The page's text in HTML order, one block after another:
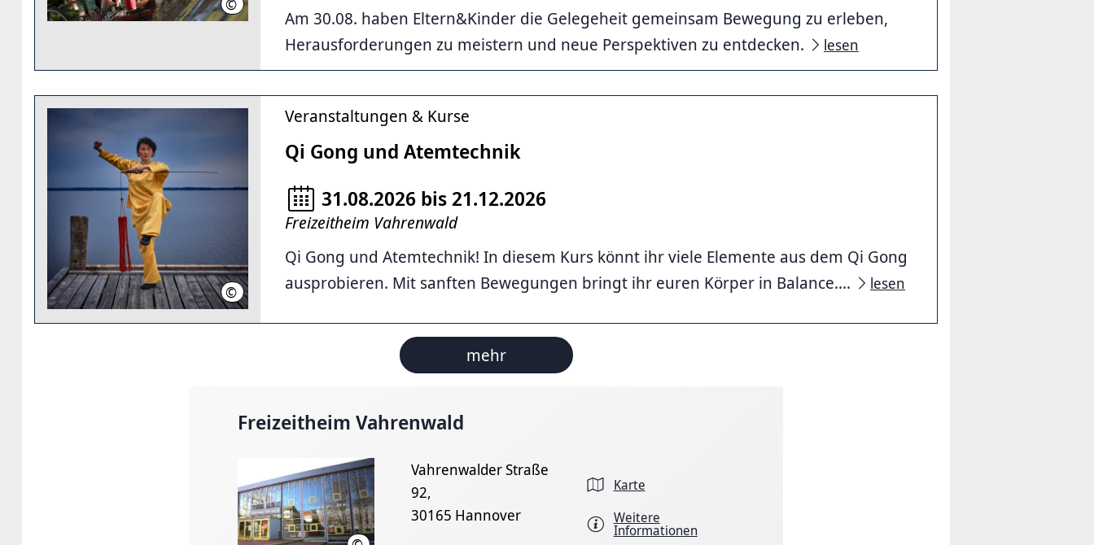
ParkourONE
Am 30.08. haben Eltern&Kinder die Gelegeheit gemeinsam Bewegung zu erleben,
Herausforderungen zu meistern und neue Perspektiven zu entdecken.
lesen
© Richard Homme
Veranstaltungen & Kurse
Qi Gong und Atemtechnik
31.08.2026 bis 21.12.2026
Freizeitheim Vahrenwald
Qi Gong und Atemtechnik! In diesem Kurs könnt ihr viele Elemente aus dem Qi Gong
ausprobieren. Mit sanften Bewegungen bringt ihr euren Körper in Balance....
lesen
mehr
Freizeitheim Vahrenwald
Vahrenwalder Straße
92,
30165 Hannover
Karte
Weitere
Informationen